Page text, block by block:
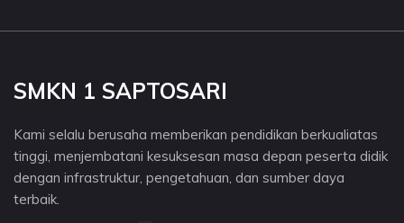
SMKN 1 SAPTOSARI
Kami selalu berusaha memberikan pendidikan berkualiatas
tinggi, menjembatani kesuksesan masa depan peserta didik
dengan infrastruktur, pengetahuan, dan sumber daya
terbaik.